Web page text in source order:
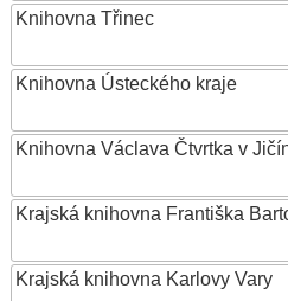
Knihovna Třinec
Knihovna Ústeckého kraje
Knihovna Václava Čtvrtka v
Krajská knihovna Františka
Krajská knihovna Karlovy Vary